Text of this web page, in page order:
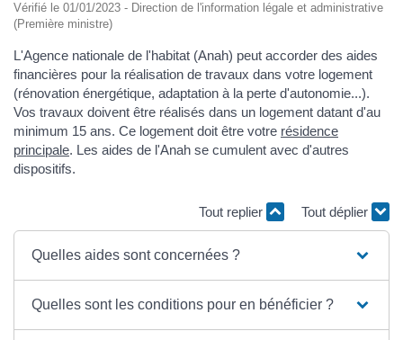
Vérifié le 01/01/2023 - Direction de l'information légale et administrative
(Première ministre)
L'Agence nationale de l'habitat (Anah) peut accorder des aides
financières pour la réalisation de travaux dans votre logement
(rénovation énergétique, adaptation à la perte d'autonomie...).
Vos travaux doivent être réalisés dans un logement datant d'au
minimum 15 ans. Ce logement doit être votre résidence
principale. Les aides de l'Anah se cumulent avec d'autres
dispositifs.
Tout replier Tout déplier
Quelles aides sont concernées ?
Quelles sont les conditions pour en bénéficier ?